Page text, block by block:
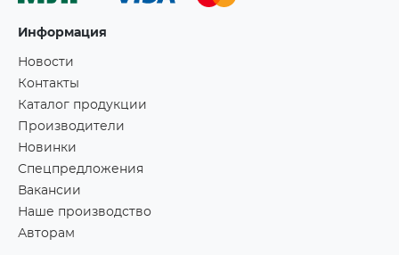
Информация
Новости
Контакты
Каталог продукции
Производители
Новинки
Спецпредложения
Вакансии
Наше производство
Авторам